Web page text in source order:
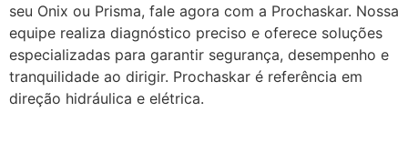
seu Onix ou Prisma, fale agora com a Prochaskar. Nossa
equipe realiza diagnóstico preciso e oferece soluções
especializadas para garantir segurança, desempenho e
tranquilidade ao dirigir. Prochaskar é referência em
direção hidráulica e elétrica.